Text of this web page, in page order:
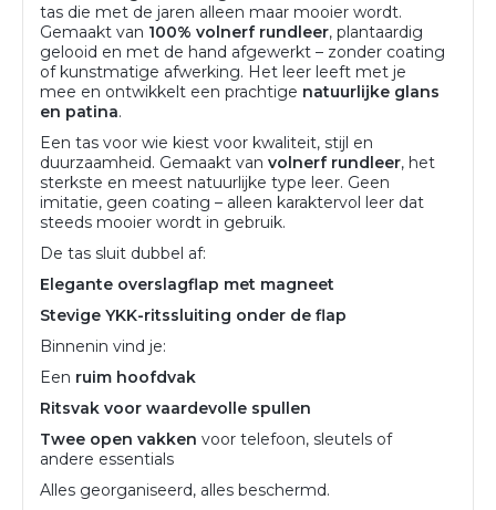
tas die met de jaren alleen maar mooier wordt.
Gemaakt van 100% volnerf rundleer, plantaardig
gelooid en met de hand afgewerkt – zonder coating
of kunstmatige afwerking. Het leer leeft met je
mee en ontwikkelt een prachtige natuurlijke glans
en patina.
Een tas voor wie kiest voor kwaliteit, stijl en
duurzaamheid. Gemaakt van volnerf rundleer, het
sterkste en meest natuurlijke type leer. Geen
imitatie, geen coating – alleen karaktervol leer dat
steeds mooier wordt in gebruik.
De tas sluit dubbel af:
Elegante overslagflap met magneet
Stevige YKK-ritssluiting onder de flap
Binnenin vind je:
Een ruim hoofdvak
Ritsvak voor waardevolle spullen
Twee open vakken voor telefoon, sleutels of
andere essentials
Alles georganiseerd, alles beschermd.